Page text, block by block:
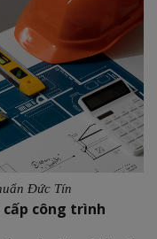
Đức Tín
công trình